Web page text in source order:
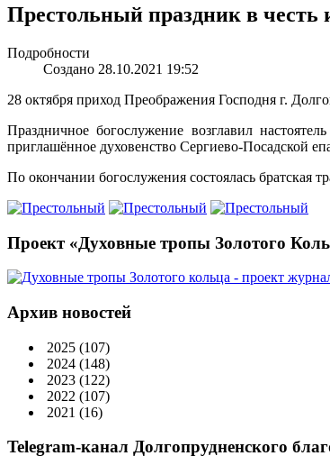
Престольный праздник в
Подробности
Создано 28.10.2021 19:52
28 октября приход Преображения Господня г.
Праздничное богослужение возглавил
приглашённое духовенство Сергиево-Посадской
По окончании богослужения состоялась братская
Проект «Духовные тропы Золотого
Архив новостей
2025 (107)
2024 (148)
2023 (122)
2022 (107)
2021 (16)
Telegram-канал Долгопрудненского